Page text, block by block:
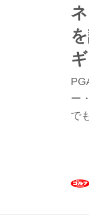
ー
で
た。